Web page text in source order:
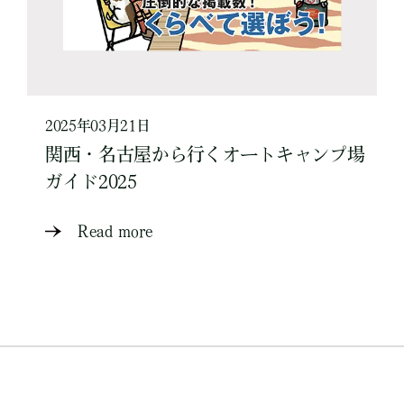
2025年03月21日
関西・名古屋から行くオートキャンプ場
ガイド2025
Read more